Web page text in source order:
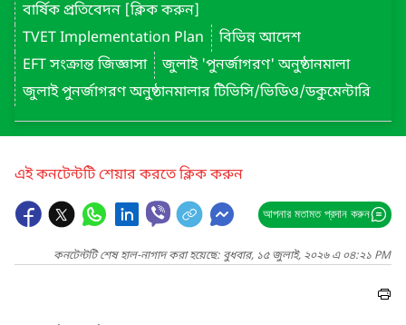
বার্ষিক প্রতিবেদন [ক্লিক করুন]
TVET Implementation Plan
বিভিন্ন আদেশ
EFT সংক্রান্ত জিজ্ঞাসা
জুলাই 'পুনর্জাগরণ' অনুষ্ঠানমালা
জুলাই পুনর্জাগরণ অনুষ্ঠানমালার টিভিসি/ভিডিও/ডকুমেন্টারি
এই কনটেন্টটি শেয়ার করতে ক্লিক করুন
আপনার মতামত প্রদান করুন
কনটেন্টটি শেষ হাল-নাগাদ করা হয়েছে: বুধবার, ১৫ জুলাই, ২০২৬ এ ০৪:২১ PM